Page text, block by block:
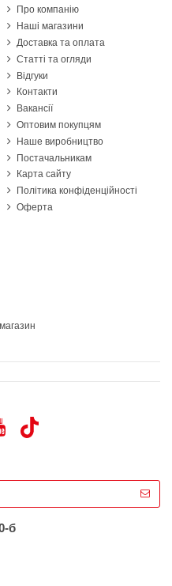
Про компанію
Наші магазини
Доставка та оплата
Статті та огляди
Відгуки
Контакти
Вакансії
Оптовим покупцям
Наше виробництво
Постачальникам
Карта сайту
Політика конфіденційності
Оферта
б